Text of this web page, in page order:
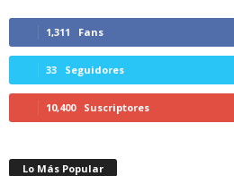
1,311 Fans
33 Seguidores
10,400 Suscriptores
Lo Más Popular